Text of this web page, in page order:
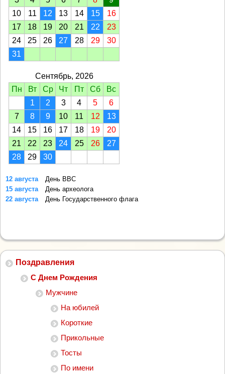
Поздравления
С Днем Рождения
Мужчине
На юбилей
Короткие
Прикольные
Тосты
По имени
10
11 12 13 14 15
16
17
18 19 20 21 22
23
24
25 26 27 28 29
30
31
Сентябрь, 2026
Пн
Вт Ср Чт Пт Сб
Вс
1
2 3 4 5
6
7
8 9 10 11 12
13
14
15 16 17 18 19
20
21
22 23 24 25 26
27
28
29 30
12 августа
День ВВС
15 августа
День археолога
22 августа
День Государственного флага